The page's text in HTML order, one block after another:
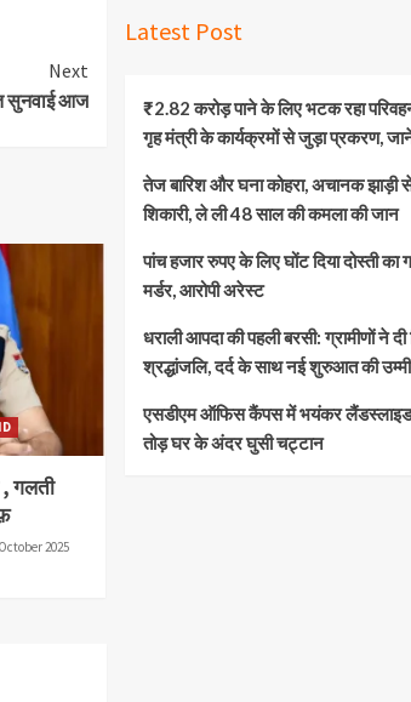
Next
सुनवाई आज
, गलती
2025
Latest Post
₹2.82 करोड़ पाने के लिए भटक रहा
गृह मंत्री के कार्यक्रमों से जुड़ा प्रकरण, जानें
तेज बारिश और घना कोहरा, अचानक झाड़ी
शिकारी, ले ली 48 साल की कमला की जान
पांच हजार रुपए के लिए घोंट दिया दोस्ती का
मर्डर, आरोपी अरेस्ट
धराली आपदा की पहली बरसी: ग्रामीणों ने दी
श्रद्धांजलि, दर्द के साथ नई शुरुआत की
एसडीएम ऑफिस कैंपस में भयंकर लैंडस्लाइड,
तोड़ घर के अंदर घुसी चट्टान